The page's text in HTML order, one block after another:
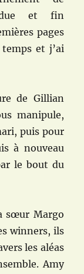
et fin
pages
temps et j’ai
de Gillian
manipule,
puis pour
à nouveau
le bout du
sœur Margo
winners, ils
les aléas
Amy